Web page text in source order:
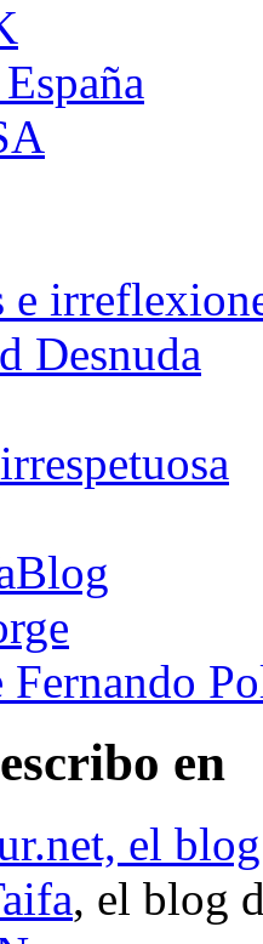
e
Desnuda
Fernando
en
el
, el blog